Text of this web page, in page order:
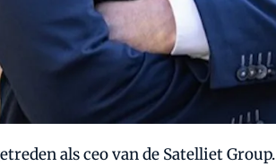
als ceo van de Satelliet Group.